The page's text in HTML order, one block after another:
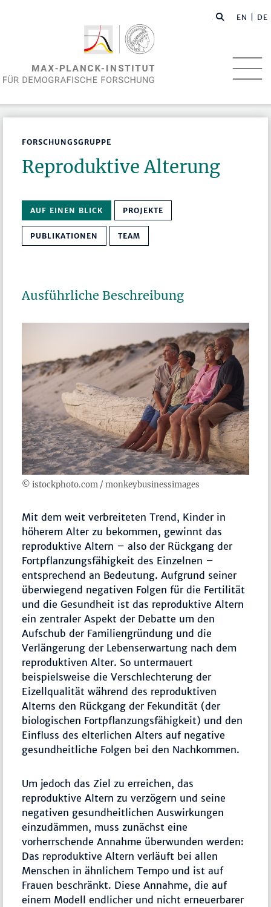
EN | DE
FORSCHUNGSGRUPPE
Reproduktive Alterung
AUF EINEN BLICK PROJEKTE
PUBLIKATIONEN TEAM
Ausführliche Beschreibung
© istockphoto.com / monkeybusinessimages
Mit dem weit verbreiteten Trend, Kinder in
höherem Alter zu bekommen, gewinnt das
reproduktive Altern – also der Rückgang der
Fortpflanzungsfähigkeit des Einzelnen –
entsprechend an Bedeutung. Aufgrund seiner
überwiegend negativen Folgen für die Fertilität
und die Gesundheit ist das reproduktive Altern
ein zentraler Aspekt der Debatte um den
Aufschub der Familiengründung und die
Verlängerung der Lebenserwartung nach dem
reproduktiven Alter. So untermauert
beispielsweise die Verschlechterung der
Eizellqualität während des reproduktiven
Alterns den Rückgang der Fekundität (der
biologischen Fortpflanzungsfähigkeit) und den
Einfluss des elterlichen Alters auf negative
gesundheitliche Folgen bei den Nachkommen.
Um jedoch das Ziel zu erreichen, das
reproduktive Altern zu verzögern und seine
negativen gesundheitlichen Auswirkungen
einzudämmen, muss zunächst eine
vorherrschende Annahme überwunden werden:
Das reproduktive Altern verläuft bei allen
Menschen in ähnlichem Tempo und ist auf
Frauen beschränkt. Diese Annahme, die auf
einem Modell endlicher und nicht erneuerbarer